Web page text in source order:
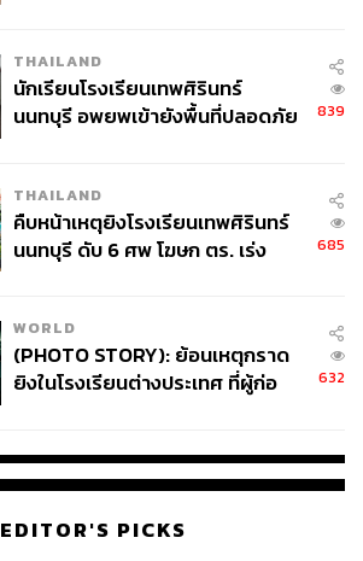
THAILAND
นักเรียนโรงเรียนเทพศิรินทร์
นนทบุรี อพยพเข้ายังพื้นที่ปลอดภัย
839
THAILAND
คืบหน้าเหตุยิงโรงเรียนเทพศิรินทร์
นนทบุรี ดับ 6 ศพ โฆษก ตร. เร่ง
685
WORLD
(PHOTO STORY): ย้อนเหตุกราด
ยิงในโรงเรียนต่างประเทศ ที่ผู้ก่อ
632
EDITOR'S PICKS